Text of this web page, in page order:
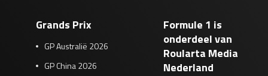
Grands Prix
GP Australië 2026
GP China 2026
Formule 1 is
onderdeel van
Roularta Media
Nederland